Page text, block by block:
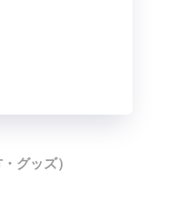
グッズ）